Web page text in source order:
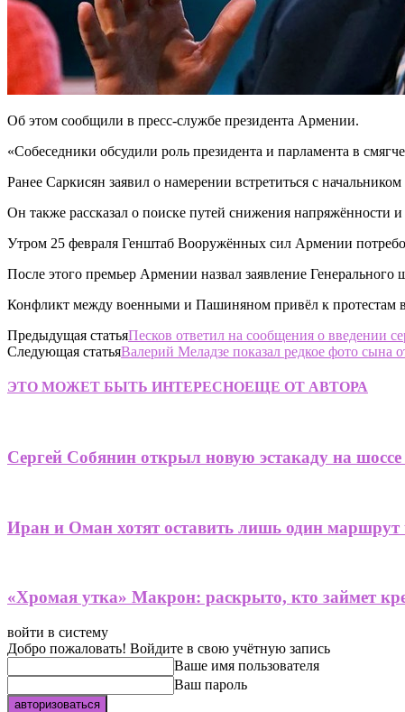
Об этом сообщили в пресс-службе президента Армении.
«Собеседники обсудили роль президента и парламента в
Ранее Саркисян заявил о намерении встретиться с
Он также рассказал о поиске путей снижения напряжённости
Утром 25 февраля Генштаб Вооружённых сил Армении
После этого премьер Армении назвал заявление
Конфликт между военными и Пашиняном привёл к протестам в
Предыдущая статьяПесков ответил на сообщения о введении
Следующая статьяВалерий Меладзе показал редкое фото
ЭТО МОЖЕТ БЫТЬ ИНТЕРЕСНОЕЩЕ ОТ АВТОРА
Сергей Собянин открыл новую эстакаду на шоссе
Иран и Оман хотят оставить лишь один маршрут
«Хромая утка» Макрон: раскрыто, кто займет
войти в систему
Добро пожаловать! Войдите в свою учётную запись
Ваше имя пользователя
Ваш пароль